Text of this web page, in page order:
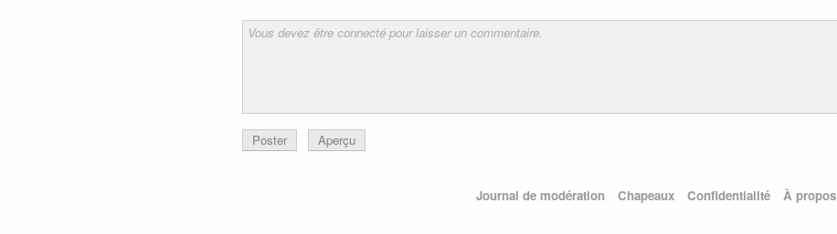
Poster Aperçu
Journal de modération Chapeaux Confidentialité À propos